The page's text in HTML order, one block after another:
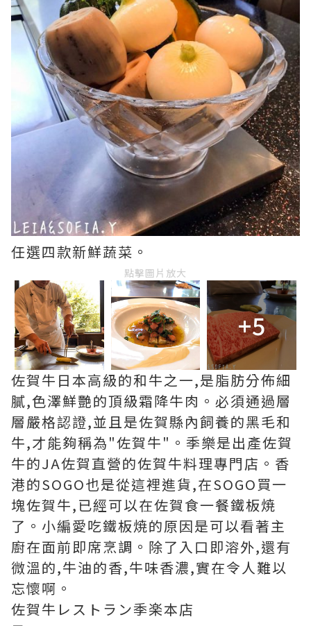
任選四款新鮮蔬菜。
點擊圖片放大
+5
佐賀牛日本高級的和牛之一,是脂肪分佈細
膩,色澤鮮艷的頂級霜降牛肉。必須通過層
層嚴格認證,並且是佐賀縣內飼養的黑毛和
牛,才能夠稱為"佐賀牛"。季樂是出產佐賀
牛的JA佐賀直營的佐賀牛料理專門店。香
港的SOGO也是從這裡進貨,在SOGO買一
塊佐賀牛,已經可以在佐賀食一餐鐵板焼
了。小編愛吃鐵板焼的原因是可以看著主
廚在面前即席烹調。除了入口即溶外,還有
微溫的,牛油的香,牛味香濃,實在令人難以
忘懷啊。
佐賀牛レストラン季楽本店